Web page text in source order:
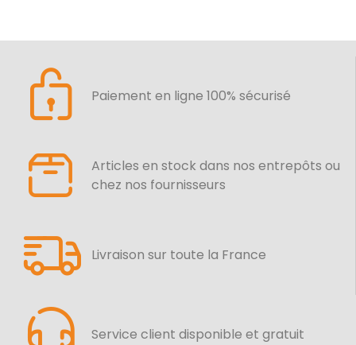
Paiement en ligne 100% sécurisé
Articles en stock dans nos entrepôts ou
chez nos fournisseurs
Livraison sur toute la France
Service client disponible et gratuit